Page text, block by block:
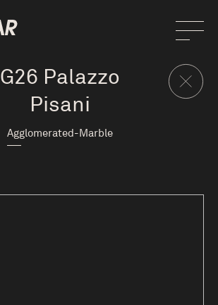
G26 Palazzo
Pisani
Agglomerated-Marble